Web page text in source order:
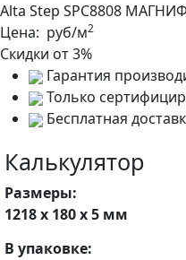
Alta Step SPC8808
Цена: руб/м2
Скидки от 3%
Гарантия
Только
Бесплатная
Калькулятор
Размеры:
1218 х 180 х 5 мм
В упаковке: